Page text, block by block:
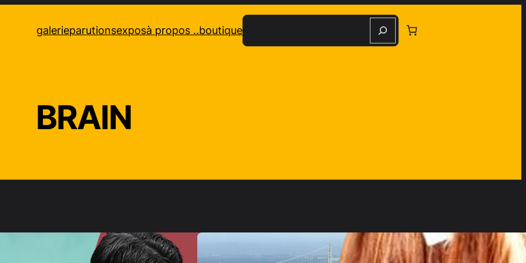
galerieparutionsexposà propos ..boutique
Recherche
BRAIN